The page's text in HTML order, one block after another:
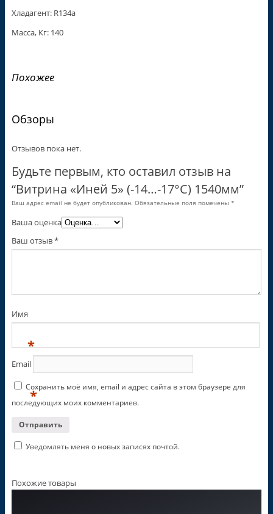
Хладагент: R134a
Масса, Кг: 140
Похожее
Обзоры
Отзывов пока нет.
Будьте первым, кто оставил отзыв на
“Витрина «Иней 5» (-14…-17°С) 1540мм”
Ваш адрес email не будет опубликован. Обязательные поля помечены *
Ваша оценка
Ваш отзыв*
Имя
*
Email
*
Сохранить моё имя, email и адрес сайта в этом браузере для
последующих моих комментариев.
Уведомлять меня о новых записях почтой.
Похожие товары